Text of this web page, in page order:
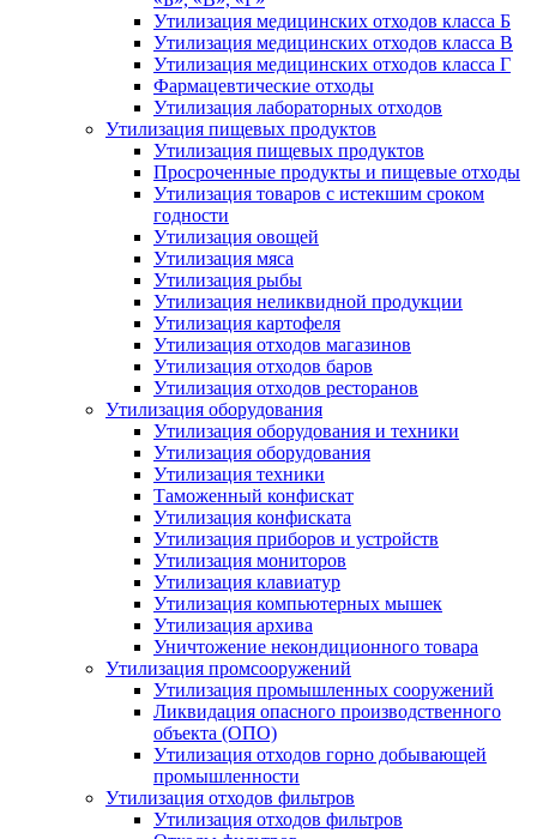
Утилизация медицинских отходов класса Б
Утилизация медицинских отходов класса В
Утилизация медицинских отходов класса Г
Фармацевтические отходы
Утилизация лабораторных отходов
Утилизация пищевых продуктов
Утилизация пищевых продуктов
Просроченные продукты и пищевые отходы
Утилизация товаров с истекшим сроком
годности
Утилизация овощей
Утилизация мяса
Утилизация рыбы
Утилизация неликвидной продукции
Утилизация картофеля
Утилизация отходов магазинов
Утилизация отходов баров
Утилизация отходов ресторанов
Утилизация оборудования
Утилизация оборудования и техники
Утилизация оборудования
Утилизация техники
Таможенный конфискат
Утилизация конфиската
Утилизация приборов и устройств
Утилизация мониторов
Утилизация клавиатур
Утилизация компьютерных мышек
Утилизация архива
Уничтожение некондиционного товара
Утилизация промсооружений
Утилизация промышленных сооружений
Ликвидация опасного производственного
объекта (ОПО)
Утилизация отходов горно добывающей
промышленности
Утилизация отходов фильтров
Утилизация отходов фильтров